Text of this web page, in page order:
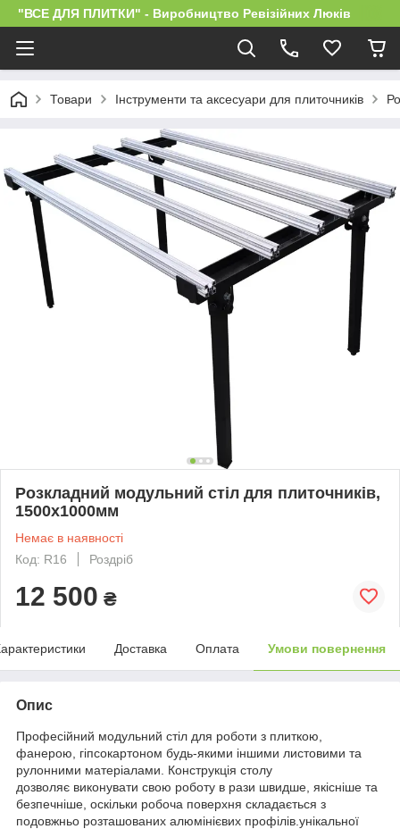
"ВСЕ ДЛЯ ПЛИТКИ" - Виробництво Ревізійних Люків
Товари Інструменти та аксесуари для плиточників
Розкладний модульний стіл для плиточників,
1500х1000мм
Немає в наявності
Код: R16
Роздріб
12 500 ₴
Доставка Оплата Умови повернення
Опис
Професійний модульний стіл для роботи з плиткою,
фанерою, гіпсокартоном будь-якими іншими листовими та
рулонними матеріалами. Конструкція столу
дозволяє виконувати свою роботу в рази швидше, якісніше та
безпечніше, оскільки робоча поверхня складається з
подовжньо розташованих алюмінієвих профілів.унікальної